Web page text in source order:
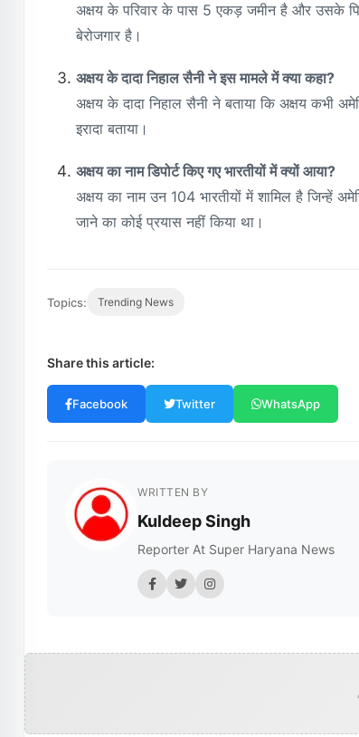
अक्षय के परिवार के पास 5 एकड़ जमीन है और उसके
बेरोजगार है।
अक्षय के दादा निहाल सैनी ने इस मामले में क्या कहा?
अक्षय के दादा निहाल सैनी ने बताया कि अक्षय कभी
इरादा बताया।
अक्षय का नाम डिपोर्ट किए गए भारतीयों में क्यों आया?
अक्षय का नाम उन 104 भारतीयों में शामिल है जिन्हें
जाने का कोई प्रयास नहीं किया था।
Topics: Trending News
Share this article:
Facebook Twitter WhatsApp
WRITTEN BY
Kuldeep Singh
Reporter At Super Haryana News